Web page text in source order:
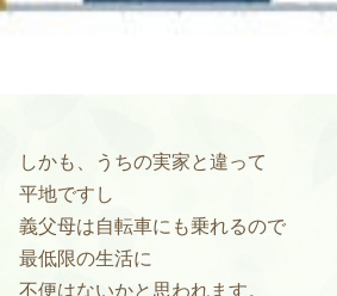
しかも、うちの実家と違って
平地ですし
義父母は自転車にも乗れるので
最低限の生活に
不便はないかと思われます。